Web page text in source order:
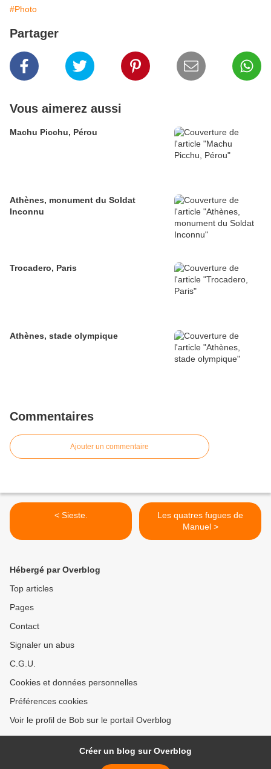
#Photo
Partager
Vous aimerez aussi
Machu Picchu, Pérou
Athènes, monument du Soldat
Inconnu
Trocadero, Paris
Athènes, stade olympique
Commentaires
Ajouter un commentaire
< Sieste.
Les quatres fugues de
Manuel >
Hébergé par Overblog
Top articles
Pages
Contact
Signaler un abus
C.G.U.
Cookies et données personnelles
Préférences cookies
Voir le profil de Bob sur le portail Overblog
Créer un blog sur Overblog